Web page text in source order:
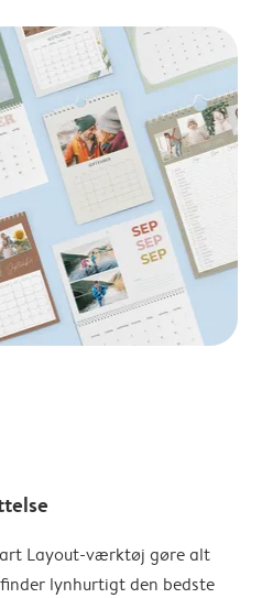
Layout-værktøj gøre alt
lynhurtigt den bedste